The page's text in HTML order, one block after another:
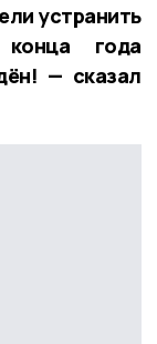
устранить
года
— сказал